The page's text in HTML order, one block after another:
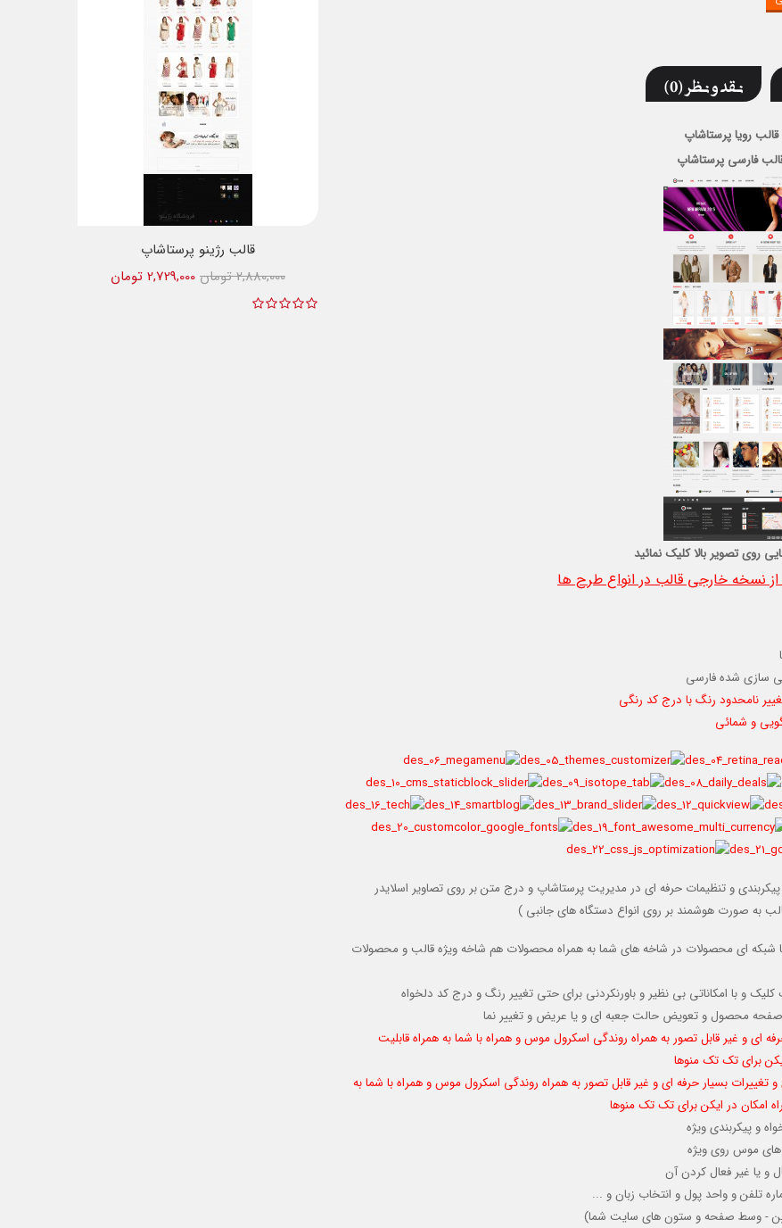
نقد و نظر (0)
قالب رویا پرستاشاپ
فارسی پرستاشاپ
روی تصویر بالا کلیک نمائید
نسخه خارجی قالب در انواع طرح ها
سازی شده فارسی
و شمائی
پیکربندی و تنظیمات حرفه ای در مدیریت پرستاشاپ و درج متن بر روی تصاویر اسلایدر
به صورت هوشمند بر روی انواع دستگاه های جانبی )
شبکه ای محصولات در شاخه های شما به همراه محصولات هم شاخه ویژه قالب و محصولات
و با امکاناتی بی نظیر و باورنکردنی برای حتی تغییر رنگ و درج کد دلخواه
و صفحه محصول و تعویض حالت جعبه ای و یا عریض و تغییر نما
ای و غیر قابل تصور به همراه روندگی اسکرول موس و همراه با شما به همراه قابلیت
برای تک تک منوها
تغییرات بسیار حرفه ای و غیر قابل تصور به همراه روندگی اسکرول موس و همراه با شما به
امکان در ایکن برای تک تک منوها
و پیکربندی ویژه
موس روی ویژه
یا غیر فعال کردن آن
تلفن و واحد پول و انتخاب زبان و ...
پایین - وسط صفحه و ستون های سایت شما)
قالب رژینو پرستاشاپ
2,729,000 تومان
2,880,000 تومان